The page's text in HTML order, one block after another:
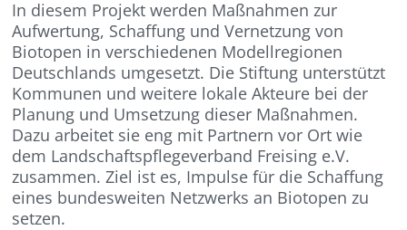
In diesem Projekt werden Maßnahmen zur
Aufwertung, Schaffung und Vernetzung von
Biotopen in verschiedenen Modellregionen
Deutschlands umgesetzt. Die Stiftung unterstützt
Kommunen und weitere lokale Akteure bei der
Planung und Umsetzung dieser Maßnahmen.
Dazu arbeitet sie eng mit Partnern vor Ort wie
dem Landschaftspflegeverband Freising e.V.
zusammen. Ziel ist es, Impulse für die Schaffung
eines bundesweiten Netzwerks an Biotopen zu
setzen.